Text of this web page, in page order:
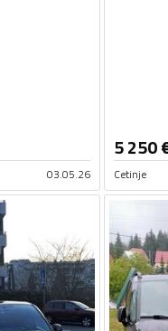
03.05.26
5 250
Cetinje